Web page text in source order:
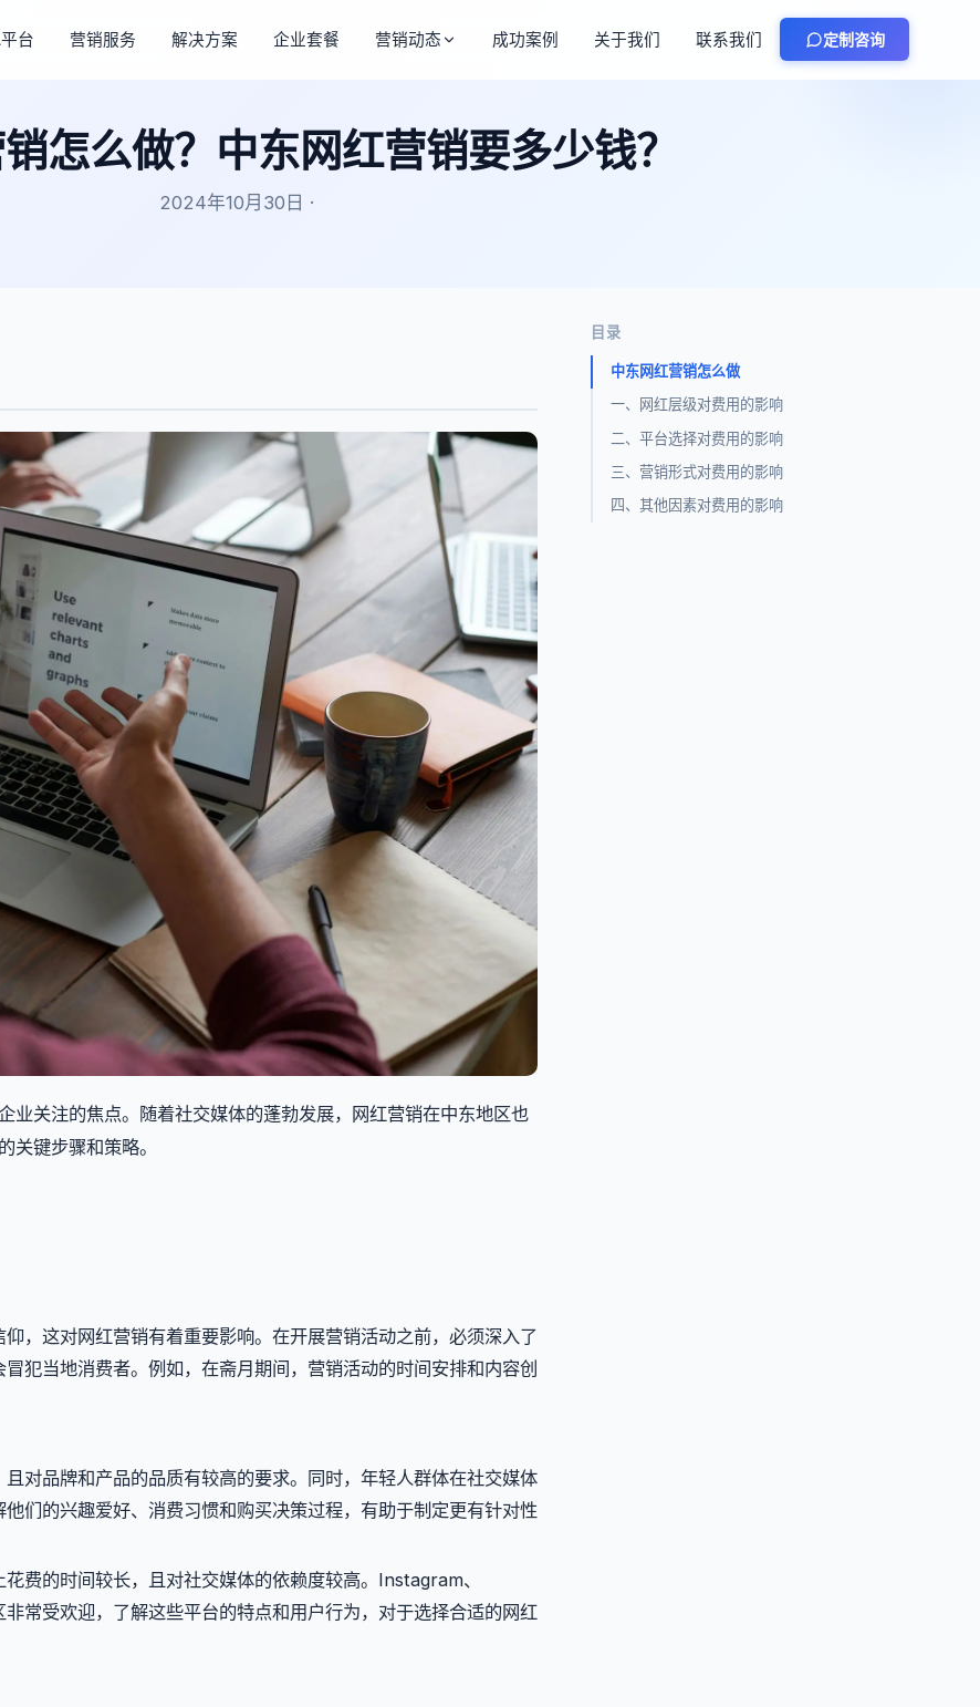
台 营销服务 解决方案 企业套餐 营销动态 成功案例 关于我们 联系我们 定制咨询
怎么做？中东网红营销要多少钱？
2024年10月30日 ·
业关注的焦点。随着社交媒体的蓬勃发展，网红营销在中东地区也
关键步骤和策略。
，这对网红营销有着重要影响。在开展营销活动之前，必须深入了
犯当地消费者。例如，在斋月期间，营销活动的时间安排和内容创
对品牌和产品的品质有较高的要求。同时，年轻人群体在社交媒体
们的兴趣爱好、消费习惯和购买决策过程，有助于制定更有针对性
费的时间较长，且对社交媒体的依赖度较高。Instagram、
常受欢迎，了解这些平台的特点和用户行为，对于选择合适的网红
目录
中东网红营销怎么做
一、网红层级对费用的影响
二、平台选择对费用的影响
三、营销形式对费用的影响
四、其他因素对费用的影响